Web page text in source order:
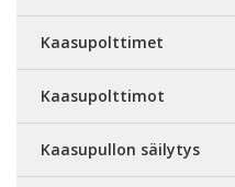
Kaasupolttimet
Kaasupolttimot
Kaasupullon säilytys